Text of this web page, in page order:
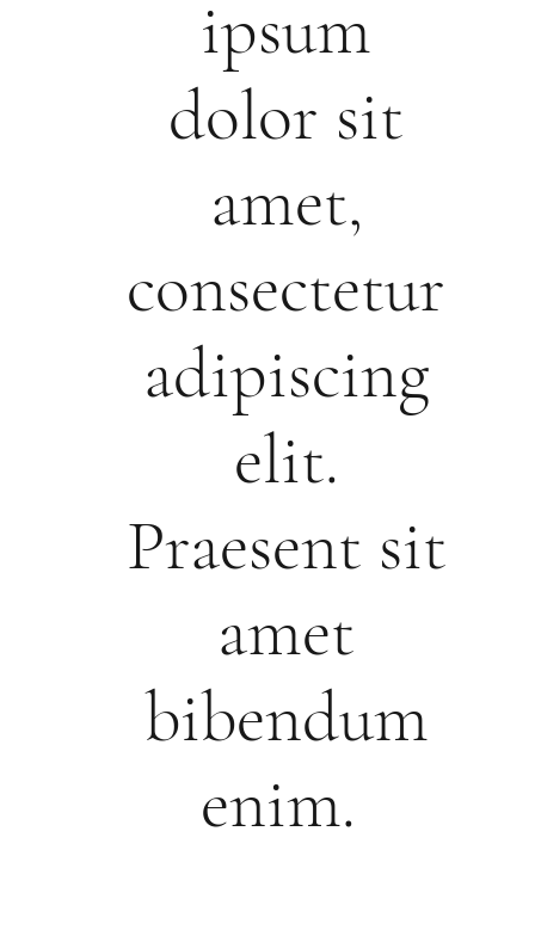
ipsum
dolor sit
amet,
consectetur
adipiscing
elit.
Praesent sit
amet
bibendum
enim.